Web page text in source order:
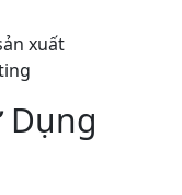
xuất
Dụng